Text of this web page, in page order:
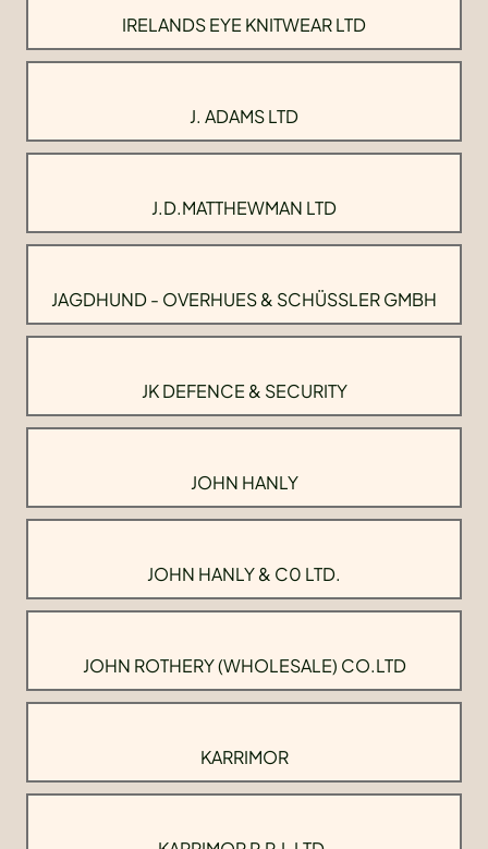
IRELANDS EYE KNITWEAR LTD
J. ADAMS LTD
J.D.MATTHEWMAN LTD
JAGDHUND - OVERHUES & SCHÜSSLER GMBH
JK DEFENCE & SECURITY
JOHN HANLY
JOHN HANLY & C0 LTD.
JOHN ROTHERY (WHOLESALE) CO.LTD
KARRIMOR